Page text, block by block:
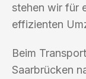
stehen wir für
effizienten
Beim
Saarbrücken